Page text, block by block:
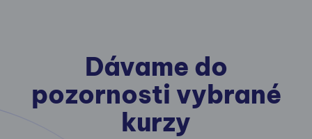
Dávame do
pozornosti vybrané
kurzy